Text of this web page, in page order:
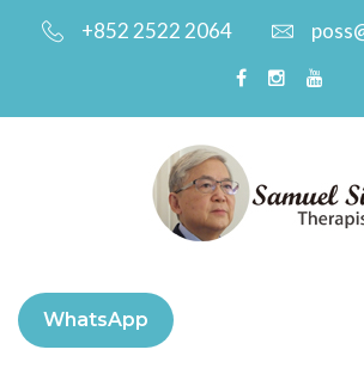
+852 2522 2064
WhatsApp